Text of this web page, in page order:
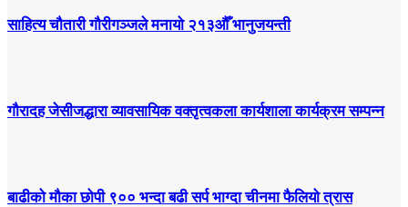
साहित्य चौतारी गौरीगञ्जले मनायो २१३औँ भानुजयन्ती
गौरादह जेसीजद्धारा व्यावसायिक वक्तृत्वकला कार्यशाला कार्यक्रम सम्पन्न
बाढीको मौका छोपी ९०० भन्दा बढी सर्प भाग्दा चीनमा फैलियो त्रास